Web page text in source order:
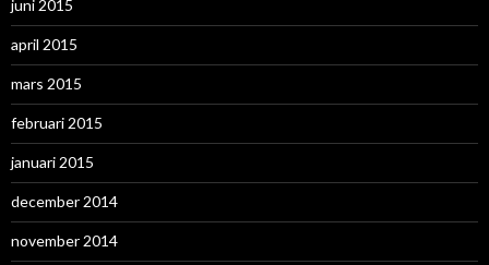
juni 2015
april 2015
mars 2015
februari 2015
januari 2015
december 2014
november 2014